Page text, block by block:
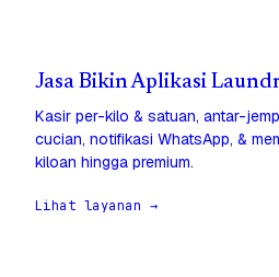
Jasa Bikin Aplikasi
Kasir per-kilo & satuan, antar-
cucian, notifikasi WhatsApp, &
kiloan hingga premium.
Lihat layanan →